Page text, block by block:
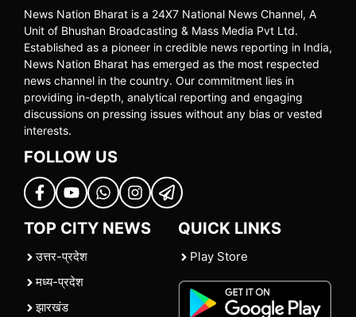
News Nation Bharat is a 24X7 National News Channel, A
Unit of Bhushan Broadcasting & Mass Media Pvt Ltd.
Established as a pioneer in credible news reporting in India,
News Nation Bharat has emerged as the most respected
news channel in the country. Our commitment lies in
providing in-depth, analytical reporting and engaging
discussions on pressing issues without any bias or vested
interests.
FOLLOW US
TOP CITY NEWS
उत्तर-प्रदेश
मध्य-प्रदेश
झारखंड
QUICK LINKS
Play Store